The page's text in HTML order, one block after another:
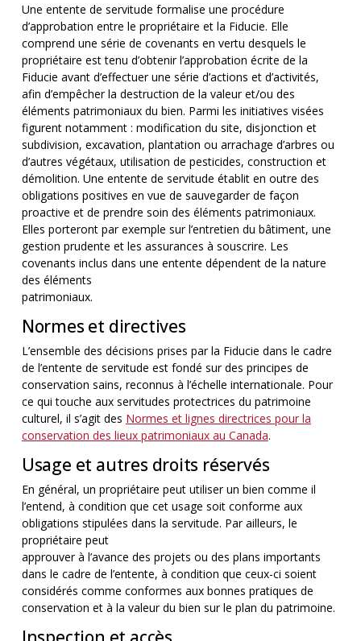
Une entente de servitude formalise une procédure
d’approbation entre le propriétaire et la Fiducie. Elle
comprend une série de covenants en vertu desquels le
propriétaire est tenu d’obtenir l’approbation écrite de la
Fiducie avant d’effectuer une série d’actions et d’activités,
afin d’empêcher la destruction de la valeur et/ou des
éléments patrimoniaux du bien. Parmi les initiatives visées
figurent notamment : modification du site, disjonction et
subdivision, excavation, plantation ou arrachage d’arbres ou
d’autres végétaux, utilisation de pesticides, construction et
démolition. Une entente de servitude établit en outre des
obligations positives en vue de sauvegarder de façon
proactive et de prendre soin des éléments patrimoniaux.
Elles porteront par exemple sur l’entretien du bâtiment, une
gestion prudente et les assurances à souscrire. Les
covenants inclus dans une entente dépendent de la nature
des éléments
patrimoniaux.
Normes et directives
L’ensemble des décisions prises par la Fiducie dans le cadre
de l’entente de servitude est fondé sur des principes de
conservation sains, reconnus à l’échelle internationale. Pour
ce qui touche aux servitudes protectrices du patrimoine
culturel, il s’agit des Normes et lignes directrices pour la
conservation des lieux patrimoniaux au Canada.
Usage et autres droits réservés
En général, un propriétaire peut utiliser un bien comme il
l’entend, à condition que cet usage soit conforme aux
obligations stipulées dans la servitude. Par ailleurs, le
propriétaire peut
approuver à l’avance des projets ou des plans importants
dans le cadre de l’entente, à condition que ceux-ci soient
considérés comme conformes aux bonnes pratiques de
conservation et à la valeur du bien sur le plan du patrimoine.